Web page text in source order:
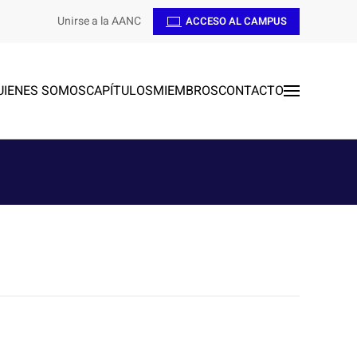
Unirse a la AANC ACCESO AL CAMPUS
SOMOSCAPÍTULOSMIEMBROSCONTACTO